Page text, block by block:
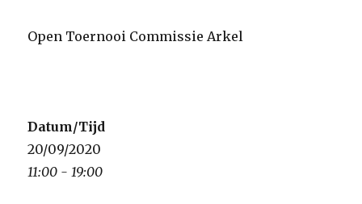
Open Toernooi Commissie Arkel
Datum/Tijd
20/09/2020
11:00 - 19:00